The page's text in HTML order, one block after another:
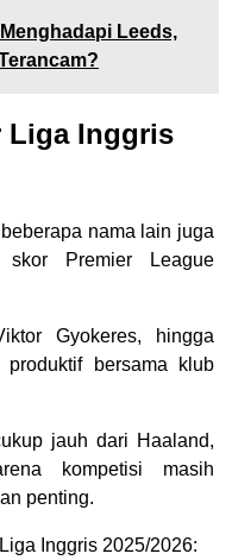
Leeds,
Liga Inggris
nama lain juga
Premier League
Gyokeres, hingga
bersama klub
jauh dari Haaland,
kompetisi masih
penting.
Inggris 2025/2026: